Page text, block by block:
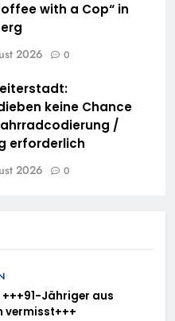
with a Cop“ in
2026 0
keine Chance
/
erforderlich
2026 0
+++91-Jähriger aus
vermisst+++